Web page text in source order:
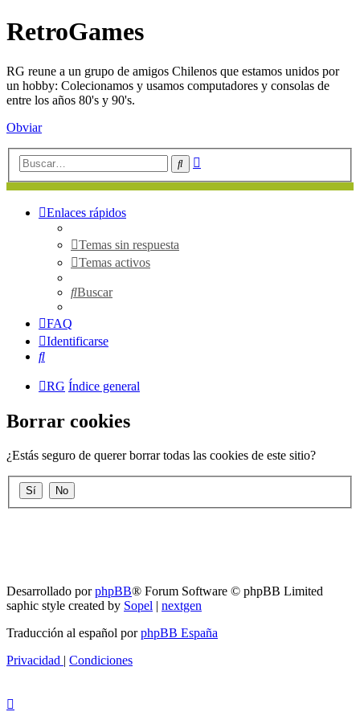
RetroGames
RG reune a un grupo de amigos Chilenos que estamos unidos por
un hobby: Colecionamos y usamos computadores y consolas de
entre los años 80's y 90's.
Obviar
Buscar
Enlaces rápidos
Temas sin respuesta
Temas activos
Buscar
FAQ
Identificarse
Buscar
RG Índice general
Borrar cookies
¿Estás seguro de querer borrar todas las cookies de este sitio?
Desarrollado porphpBB® Forum Software © phpBB Limited
saphic style created by Sopel | nextgen
Traducción al español porphpBB España
Privacidad | Condiciones